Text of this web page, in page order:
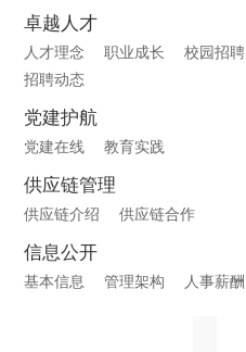
卓越人才
人才理念 职业成长 校园招聘
招聘动态
党建护航
党建在线 教育实践
供应链管理
供应链介绍 供应链合作
信息公开
基本信息 管理架构 人事薪酬